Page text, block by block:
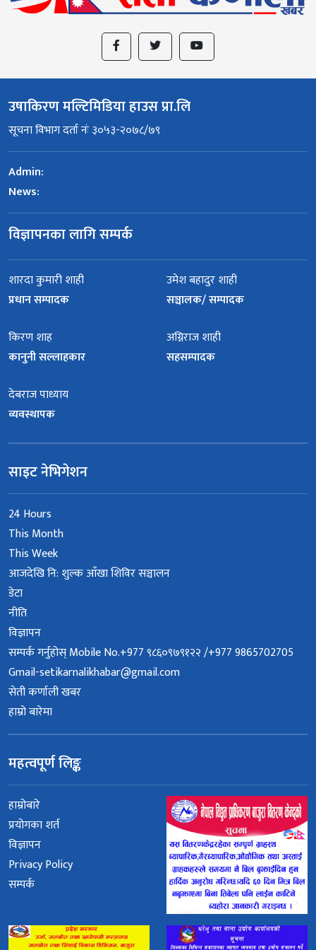
उषाकिरण मल्टिमिडिया हाउस प्रा.लि
सूचना विभाग दर्ता नंः ३०५३-२०७८/७९
Admin:
News:
विज्ञापनका लागि सम्पर्क
शारदा कुमारी शाही
प्रधान सम्पादक
उमेश बहादुर शाही
सञ्चालक/ सम्पादक
किरण शाह
कानुनी सल्लाहकार
अग्निराज शाही
सहसम्पादक
देबराज पाध्याय
व्यवस्थापक
साइट नेभिगेशन
24 Hours
This Month
This Week
आजदेखि नि: शुल्क आँखा शिविर सञ्चालन
डेटा
नीति
विज्ञापन
सम्पर्क गर्नुहोस् Mobile No.+977 ९८६०९७९१२२ /+977 9865702705
Gmail-setikarnalikhabar@gmail.com
सेती कर्णाली खबर
हाम्रो बारेमा
महत्वपूर्ण लिङ्क
हाम्रोबारे
प्रयोगका शर्त
विज्ञापन
Privacy Policy
सम्पर्क